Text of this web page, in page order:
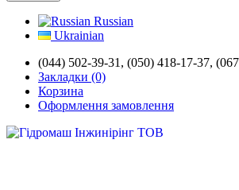
Russian
Ukrainian
(044) 502-39-31, (050) 418-17-37,
Закладки (0)
Корзина
Оформлення замовлення